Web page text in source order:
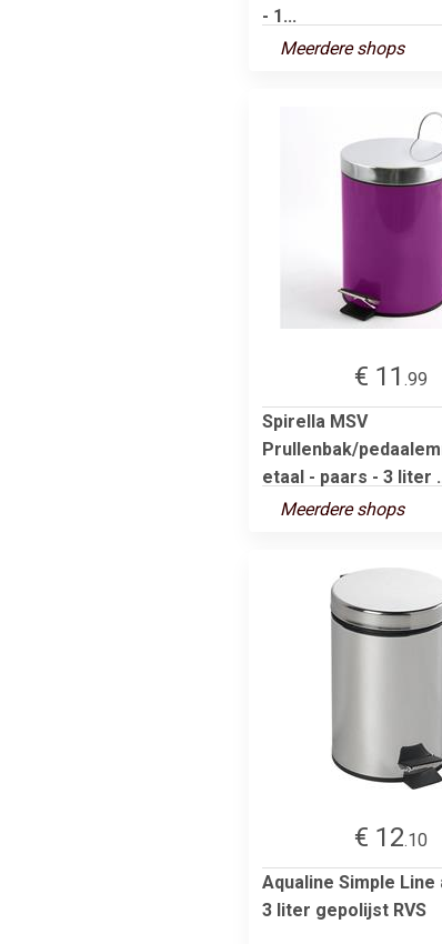
- 1...
Meerdere shops
€ 11 .99
Spirella MSV
Prullenbak/
etaal - paars - 3 liter
Meerdere shops
€ 12.10
Aqualine Simple
3 liter gepolijst RVS